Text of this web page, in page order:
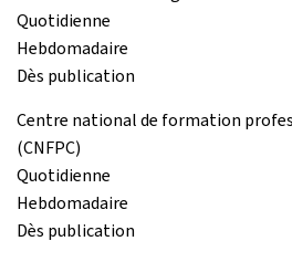
Quotidienne
Hebdomadaire
Dès publication
Centre national de formation
(CNFPC)
Quotidienne
Hebdomadaire
Dès publication